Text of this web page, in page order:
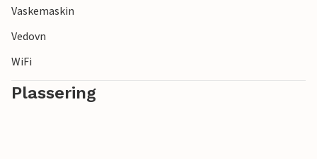
Vaskemaskin
Vedovn
WiFi
Plassering